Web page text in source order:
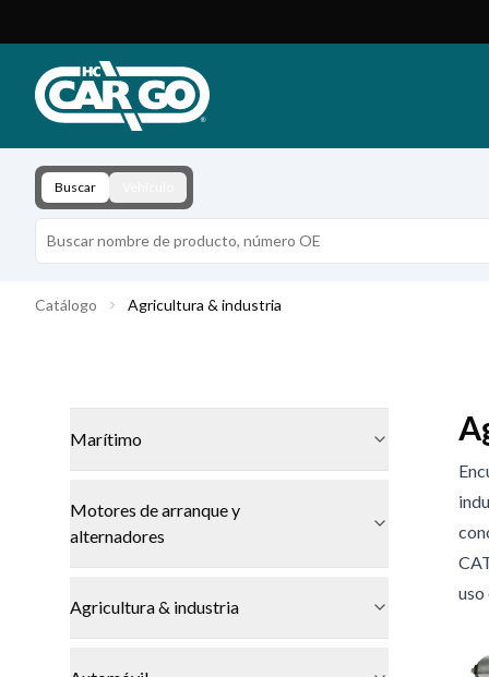
Descargar
Contacto
Buscar
Catálogo Agricultura & industria
Marítimo
Motores de arranque y
alternadores
Agricultura & industria
uso